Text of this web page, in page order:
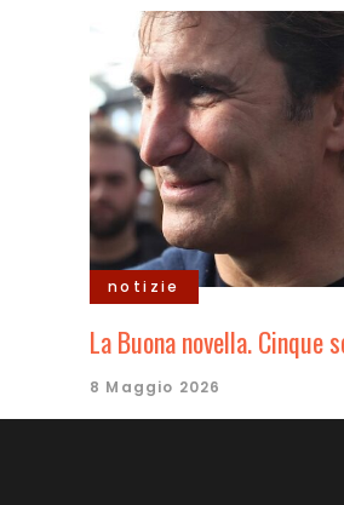
notizie
La Buona novella. Cinque
8 Maggio 2026